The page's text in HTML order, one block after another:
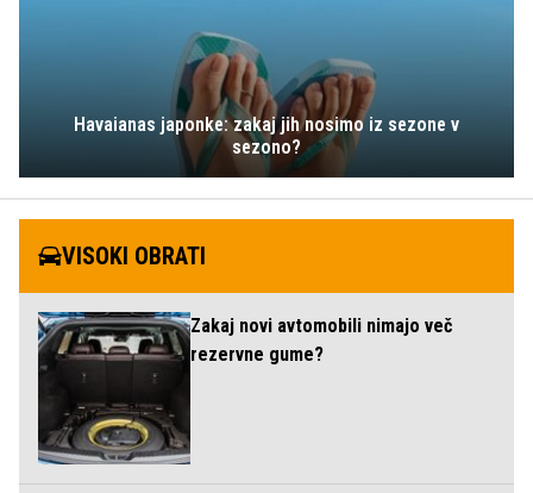
Havaianas japonke: zakaj jih nosimo iz sezone v
sezono?
VISOKI OBRATI
Zakaj novi avtomobili nimajo več
rezervne gume?